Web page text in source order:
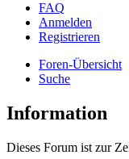
FAQ
Anmelden
Registrieren
Foren-Übersicht
Suche
Information
Dieses Forum ist zur